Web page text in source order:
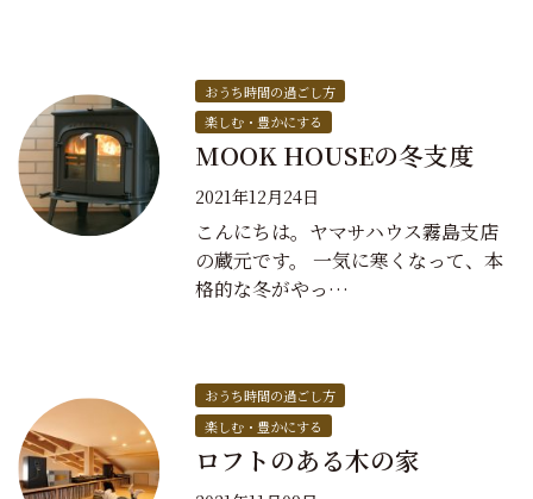
おうち時間の過ごし方
楽しむ・豊かにする
MOOK HOUSEの冬支度
2021年12月24日
こんにちは。ヤマサハウス霧島支店
の蔵元です。 一気に寒くなって、本
格的な冬がやっ…
おうち時間の過ごし方
楽しむ・豊かにする
ロフトのある木の家